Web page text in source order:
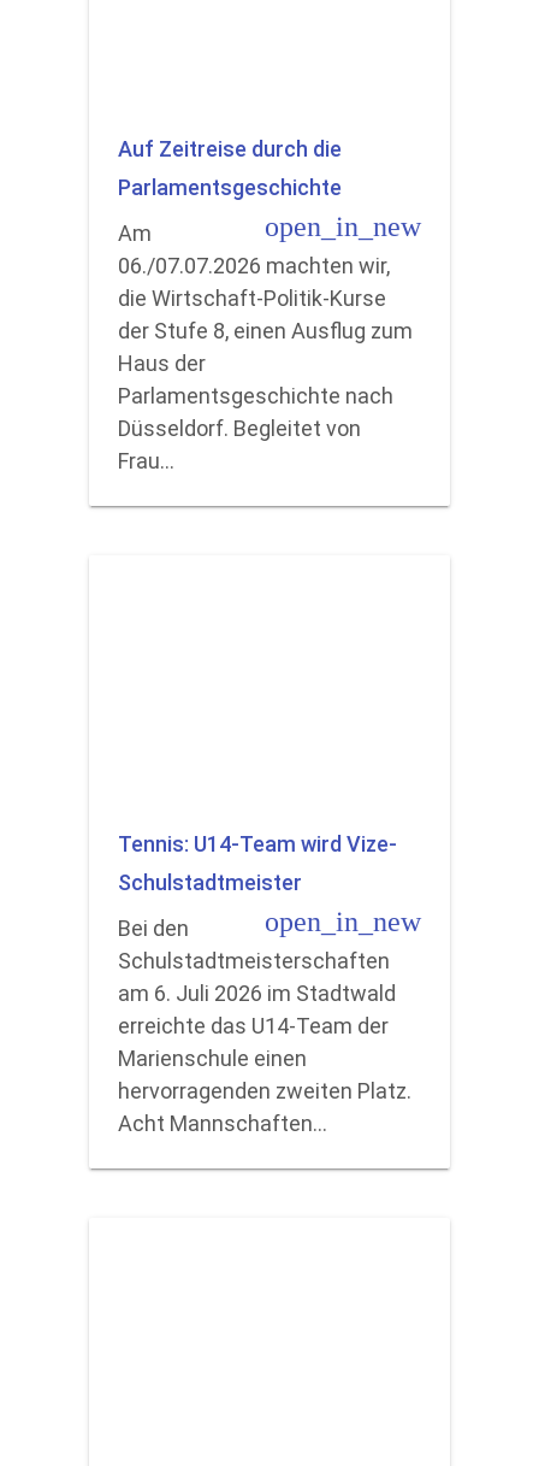
Auf Zeitreise durch die
Parlamentsgeschichte
open_in_new
Am
06./07.07.2026 machten wir,
die Wirtschaft-Politik-Kurse
der Stufe 8, einen Ausflug zum
Haus der
Parlamentsgeschichte nach
Düsseldorf. Begleitet von
Frau…
Tennis: U14-Team wird Vize-
Schulstadtmeister
open_in_new
Bei den
Schulstadtmeisterschaften
am 6. Juli 2026 im Stadtwald
erreichte das U14-Team der
Marienschule einen
hervorragenden zweiten Platz.
Acht Mannschaften…